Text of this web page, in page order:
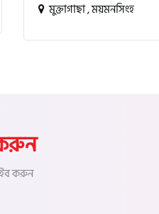
মুক্তাগাছা , ময়মনসিংহ
করুন